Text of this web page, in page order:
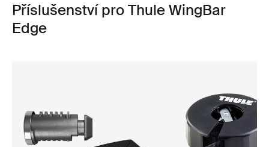
Příslušenství pro Thule WingBar
Edge